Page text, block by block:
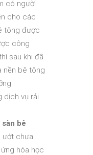
có người
cho các
tông được
công
sau khi đã
nền bê tông
dịch vụ rải
sàn bê
ướt chưa
hóa học